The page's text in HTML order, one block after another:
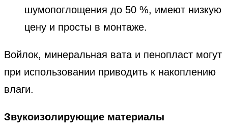
шумопоглощения до 50 %, имеют низкую
цену и просты в монтаже.
Войлок, минеральная вата и пенопласт могут
при использовании приводить к накоплению
влаги.
Звукоизолирующие материалы